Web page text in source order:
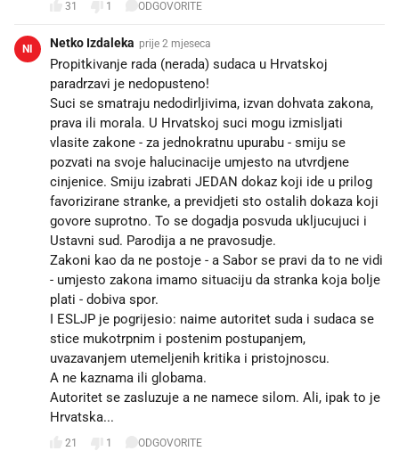
31 1 ODGOVORITE
NI Netko Izdaleka prije 2 mjeseca
Propitkivanje rada (nerada) sudaca u Hrvatskoj
paradrzavi je nedopusteno!
Suci se smatraju nedodirljivima, izvan dohvata zakona,
prava ili morala. U Hrvatskoj suci mogu izmisljati
vlasite zakone - za jednokratnu upurabu - smiju se
pozvati na svoje halucinacije umjesto na utvrdjene
cinjenice. Smiju izabrati JEDAN dokaz koji ide u prilog
favorizirane stranke, a previdjeti sto ostalih dokaza koji
govore suprotno. To se dogadja posvuda ukljucujuci i
Ustavni sud. Parodija a ne pravosudje.
Zakoni kao da ne postoje - a Sabor se pravi da to ne vidi
- umjesto zakona imamo situaciju da stranka koja bolje
plati - dobiva spor.
I ESLJP je pogrijesio: naime autoritet suda i sudaca se
stice mukotrpnim i postenim postupanjem,
uvazavanjem utemeljenih kritika i pristojnoscu.
A ne kaznama ili globama.
Autoritet se zasluzuje a ne namece silom. Ali, ipak to je
Hrvatska...
21 1 ODGOVORITE